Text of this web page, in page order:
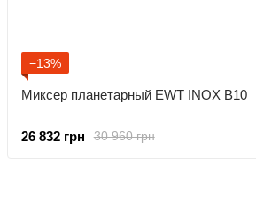
−13%
Миксер планетарный EWT INOX B10
30 960 грн
26 832 грн